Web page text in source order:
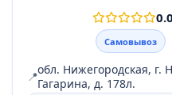
0.0
Самовывоз
📍обл. Нижегородская, г.
Гагарина, д. 178л.